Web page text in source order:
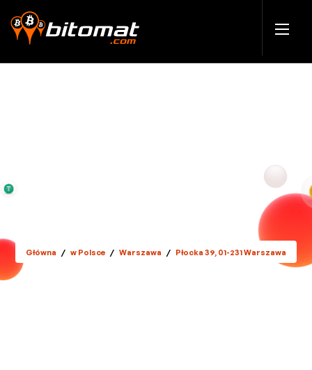
Główna / w Polsce / Warszawa / Płocka 39, 01-231 Warszawa